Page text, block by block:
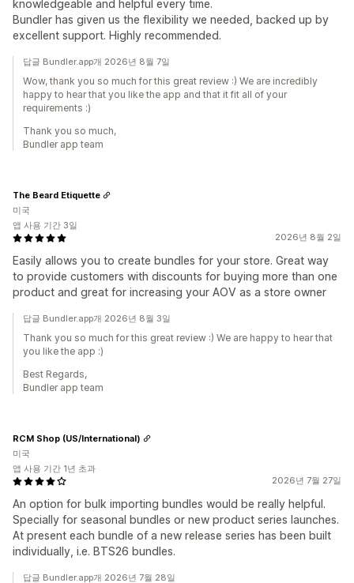
knowledgeable and helpful every time.
Bundler has given us the flexibility we needed, backed up by
excellent support. Highly recommended.
답글 Bundler.app개 2026년 8월 7일
Wow, thank you so much for this great review :) We are incredibly
happy to hear that you like the app and that it fit all of your
requirements :)
Thank you so much,
Bundler app team
2026년 8월 2일
Easily allows you to create bundles for your store. Great way
to provide customers with discounts for buying more than one
product and great for increasing your AOV as a store owner
The Beard Etiquette
미국
앱 사용 기간 3일
답글 Bundler.app개 2026년 8월 3일
Thank you so much for this great review :) We are happy to hear that
you like the app :)
Best Regards,
Bundler app team
2026년 7월 27일
An option for bulk importing bundles would be really helpful.
Specially for seasonal bundles or new product series launches.
At present each bundle of a new release series has been built
individually, i.e. BTS26 bundles.
RCM Shop (US/International)
미국
앱 사용 기간 1년 초과
답글 Bundler.app개 2026년 7월 28일